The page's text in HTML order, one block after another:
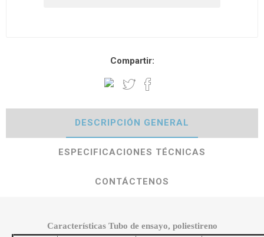
Compartir:
DESCRIPCIÓN GENERAL
ESPECIFICACIONES TÉCNICAS
CONTÁCTENOS
Características Tubo de ensayo, poliestireno